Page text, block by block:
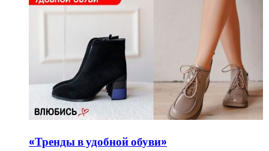
«Тренды в удобной обуви»